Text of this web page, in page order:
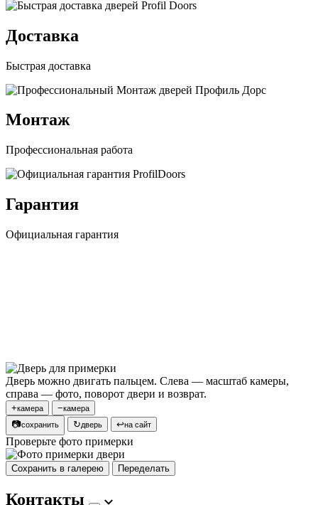
Доставка
Быстрая доставка
Монтаж
Профессиональная работа
Гарантия
Официальная гарантия
Дверь можно двигать пальцем. Слева — масштаб камеры,
справа — фото, поворот двери и возврат.
+камера −камера
📷сохранить ↻дверь ↩на сайт
Проверьте фото примерки
Сохранить в галерею Переделать
Контакты